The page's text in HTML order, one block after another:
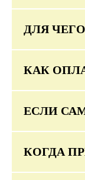
ДЛЯ
КАК
ЕСЛИ
КОГДА